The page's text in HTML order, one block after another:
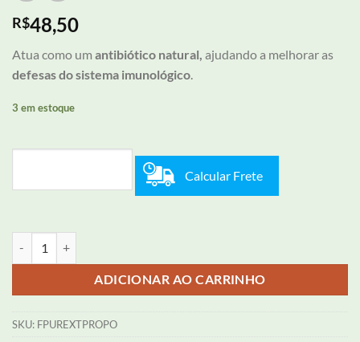
R$48,50
Atua como um antibiótico natural, ajudando a melhorar as
defesas do sistema imunológico.
3 em estoque
Calcular Frete
ADICIONAR AO CARRINHO
SKU: FPUREXTPROPO